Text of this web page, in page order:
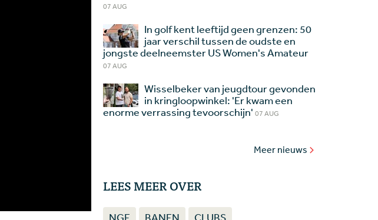
07 AUG
In golf kent leeftijd geen grenzen: 50
jaar verschil tussen de oudste en
jongste deelneemster US Women's Amateur
07 AUG
Wisselbeker van jeugdtour gevonden
in kringloopwinkel: 'Er kwam een
enorme verrassing tevoorschijn' 07 AUG
Meer nieuws
LEES MEER OVER
NGF BANEN CLUBS